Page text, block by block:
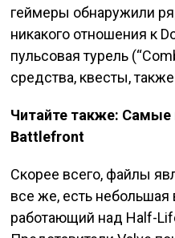
геймеры обнаружили
никакого отношения к
пульсовая турель
средства, квесты,
Читайте также: Самые
Battlefront
Скорее всего, файлы
все же, есть небольшая
работающий над Half-